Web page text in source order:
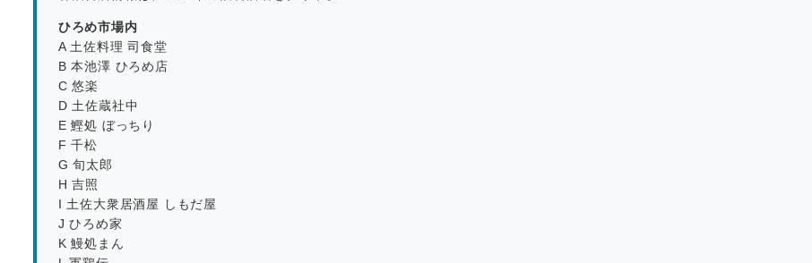
ひろめ市場内
A 土佐料理 司食堂
B 本池澤 ひろめ店
C 悠楽
D 土佐蔵社中
E 鰹処 ぼっちり
F 千松
G 旬太郎
H 吉照
I 土佐大衆居酒屋 しもだ屋
J ひろめ家
K 鰻処まん